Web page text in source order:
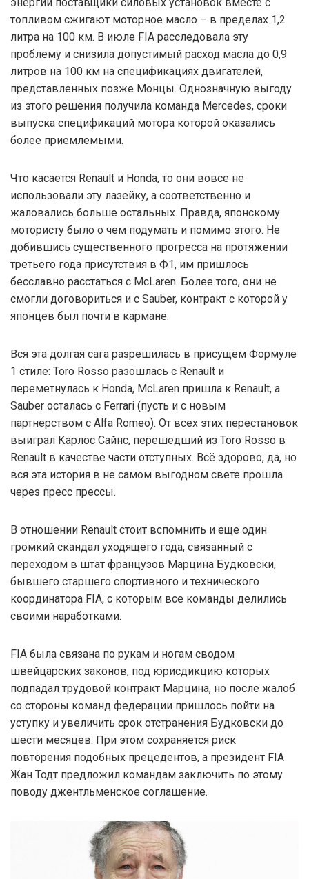
энергии поставщики силовых установок вместе с
топливом сжигают моторное масло – в пределах 1,2
литра на 100 км. В июле FIA расследовала эту
проблему и снизила допустимый расход масла до 0,9
литров на 100 км на спецификациях двигателей,
представленных позже Монцы. Однозначную выгоду
из этого решения получила команда Mercedes, сроки
выпуска спецификаций мотора которой оказались
более приемлемыми.
Что касается Renault и Honda, то они вовсе не
использовали эту лазейку, а соответственно и
жаловались больше остальных. Правда, японскому
мотористу было о чем подумать и помимо этого. Не
добившись существенного прогресса на протяжении
третьего года присутствия в Ф1, им пришлось
бесславно расстаться с McLaren. Более того, они не
смогли договориться и с Sauber, контракт с которой у
японцев был почти в кармане.
Вся эта долгая сага разрешилась в присущем Формуле
1 стиле: Toro Rosso разошлась с Renault и
переметнулась к Honda, McLaren пришла к Renault, а
Sauber осталась с Ferrari (пусть и с новым
партнерством с Alfa Romeo). От всех этих перестановок
выиграл Карлос Сайнс, перешедший из Toro Rosso в
Renault в качестве части отступных. Всё здорово, да, но
вся эта история в не самом выгодном свете прошла
через пресс прессы.
В отношении Renault стоит вспомнить и еще один
громкий скандал уходящего года, связанный с
переходом в штат французов Марцина Будковски,
бывшего старшего спортивного и технического
координатора FIA, с которым все команды делились
своими наработками.
FIA была связана по рукам и ногам сводом
швейцарских законов, под юрисдикцию которых
подпадал трудовой контракт Марцина, но после жалоб
со стороны команд федерации пришлось пойти на
уступку и увеличить срок отстранения Будковски до
шести месяцев. При этом сохраняется риск
повторения подобных прецедентов, а президент FIA
Жан Тодт предложил командам заключить по этому
поводу джентльменское соглашение.